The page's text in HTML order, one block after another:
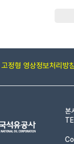
고정형 영상정보처리방
본